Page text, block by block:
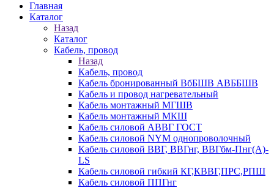
Главная
Каталог
Назад
Каталог
Кабель, провод
Назад
Кабель, провод
Кабель бронированный ВбБШВ АВББШВ
Кабель и провод нагревательный
Кабель монтажный МГШВ
Кабель монтажный МКШ
Кабель силовой АВВГ ГОСТ
Кабель силовой NYM однопроволочный
Кабель силовой ВВГ, ВВГнг, ВВГбм-Пнг(А)-
LS
Кабель силовой гибкий КГ,КВВГ,ПРС,РПШ
Кабель силовой ППГнг